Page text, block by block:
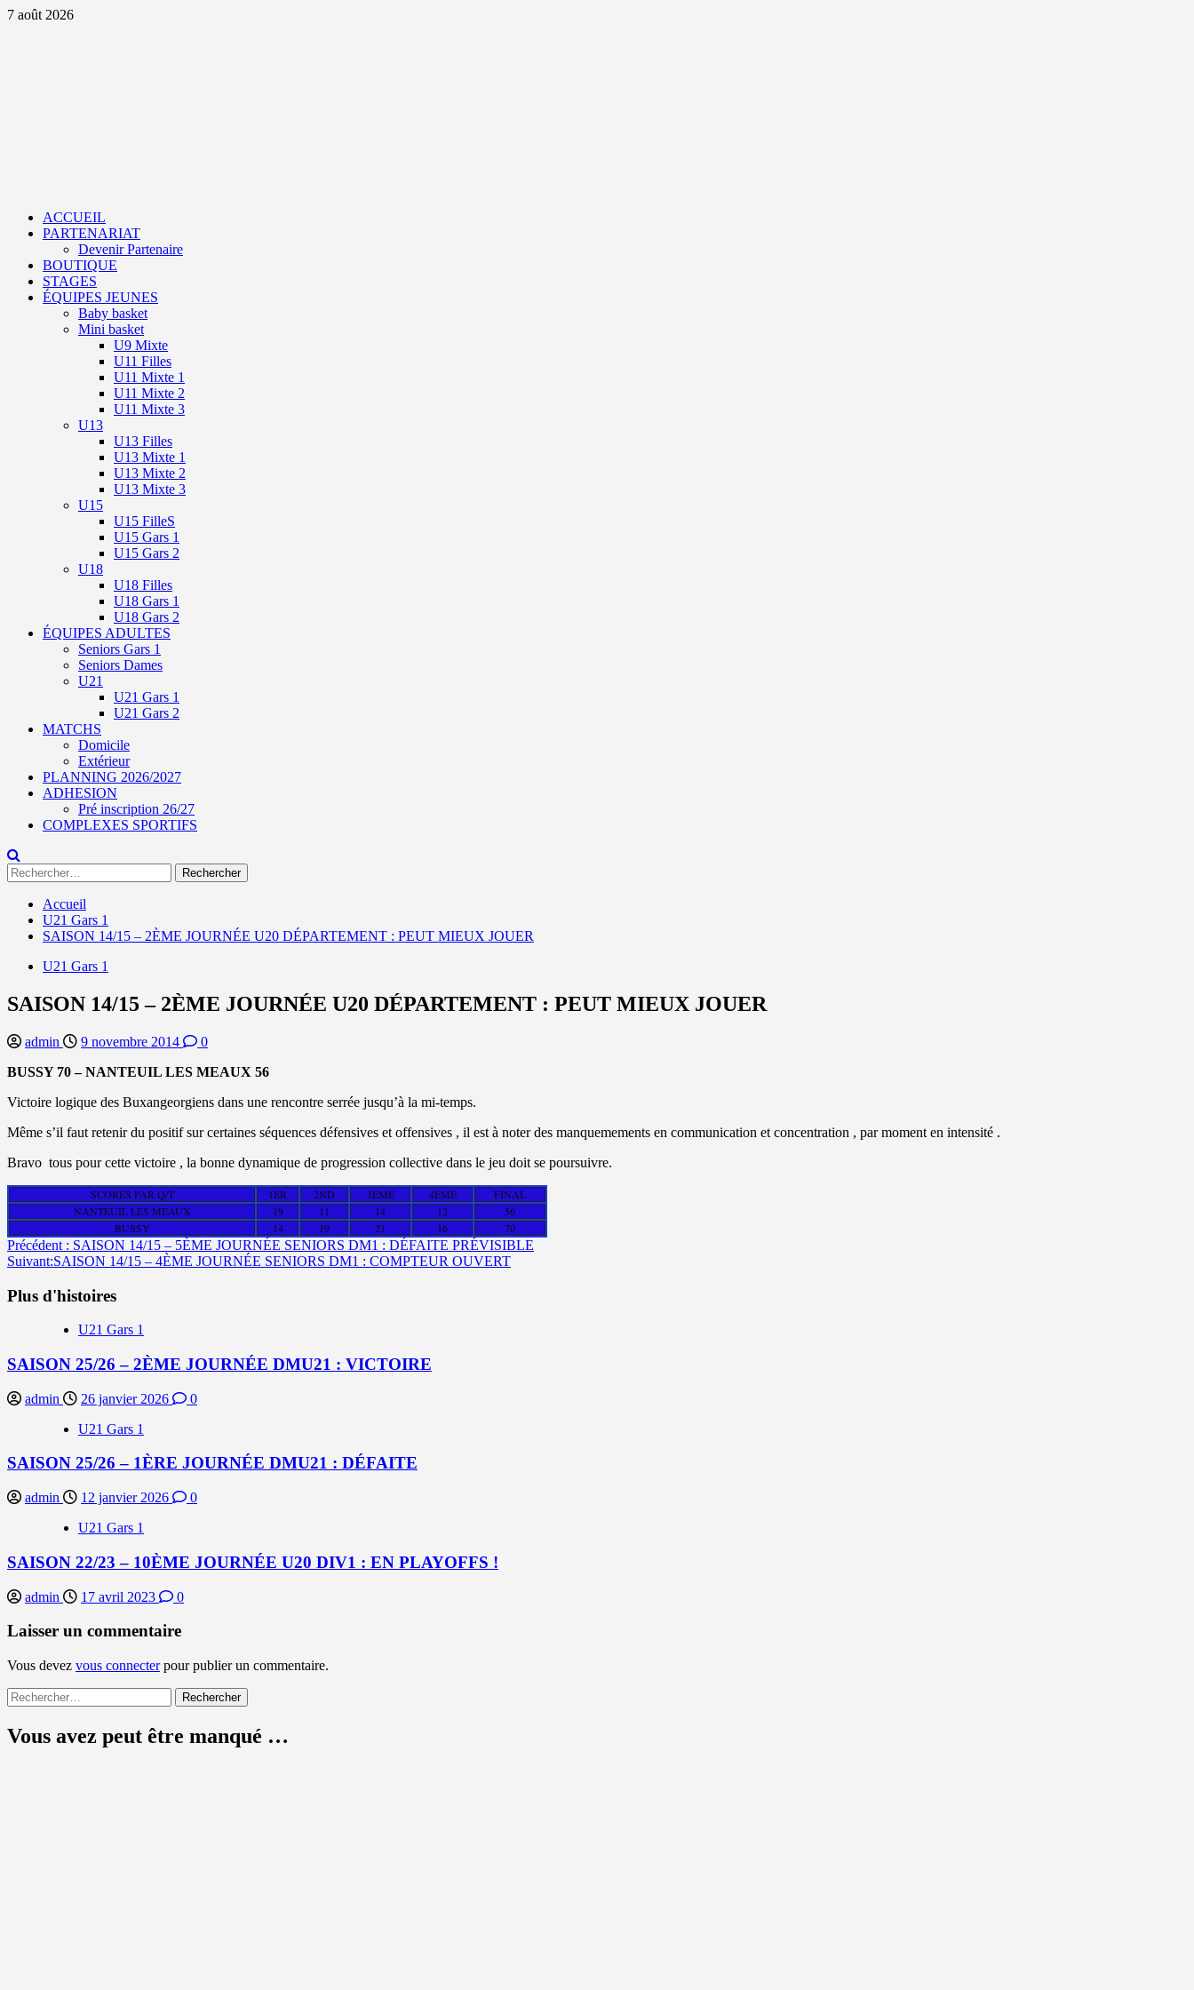
Aller
7 août 2026
ACCUEIL
PARTENARIAT
Devenir Partenaire
BOUTIQUE
STAGES
ÉQUIPES JEUNES
Baby basket
Mini basket
U9 Mixte
U11 Filles
U11 Mixte 1
U11 Mixte 2
U11 Mixte 3
U13
U13 Filles
U13 Mixte 1
U13 Mixte 2
U13 Mixte 3
U15
U15 FilleS
U15 Gars 1
U15 Gars 2
U18
U18 Filles
U18 Gars 1
U18 Gars 2
ÉQUIPES ADULTES
Seniors Gars 1
Seniors Dames
U21
U21 Gars 1
U21 Gars 2
MATCHS
Domicile
Extérieur
PLANNING 2026/2027
ADHESION
Pré inscription 26/27
COMPLEXES SPORTIFS
Rechercher :
Accueil
U21 Gars 1
SAISON 14/15 – 2ÈME JOURNÉE U20 DÉPARTEMENT : PEUT MIEUX JOUER
U21 Gars 1
SAISON 14/15 – 2ÈME JOURNÉE U20 DÉPARTEMENT : PEUT MIEUX JOUER
admin 9 novembre 2014
0
BUSSY 70 – NANTEUIL LES MEAUX 56
Victoire logique des Buxangeorgiens dans une rencontre serrée jusqu’à la mi-temps.
Même s’il faut retenir du positif sur certaines séquences défensives et offensives , il est à noter des manquemements en communication et concentration , par moment en intensité .
Bravo tous pour cette victoire , la bonne dynamique de progression collective dans le jeu doit se poursuivre.
SCORES PAR Q/T 1ER 2ND 3ÈME 4ÈME
FINAL
NANTEUIL LES MEAUX
19 11 14 12
56
BUSSY
14 19 21 16 70
Navigation
d’article
Précédent : SAISON 14/15 – 5ÈME JOURNÉE SENIORS DM1 : DÉFAITE PRÉVISIBLE
Suivant:SAISON 14/15 – 4ÈME JOURNÉE SENIORS DM1 : COMPTEUR OUVERT
Plus d'histoires
U21 Gars 1
SAISON 25/26 – 2ÈME JOURNÉE DMU21 : VICTOIRE
admin 26 janvier 2026
0
U21 Gars 1
SAISON 25/26 – 1ÈRE JOURNÉE DMU21 : DÉFAITE
admin 12 janvier 2026
0
U21 Gars 1
SAISON 22/23 – 10ÈME JOURNÉE U20 DIV1 : EN PLAYOFFS !
admin 17 avril 2023 0
Laisser un commentaire
Vous devez vous connecterpour publier un commentaire.
Rechercher :
Vous avez peut être manqué …